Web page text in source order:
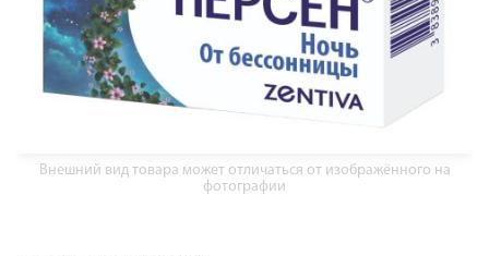
Внешний вид товара может отличаться от изображённого на
фотографии